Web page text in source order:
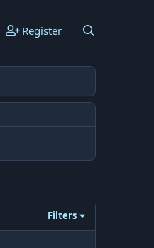
Register
Filters